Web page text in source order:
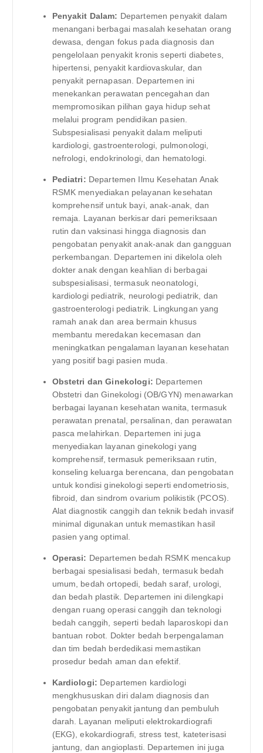
Penyakit Dalam: Departemen penyakit dalam
menangani berbagai masalah kesehatan orang
dewasa, dengan fokus pada diagnosis dan
pengelolaan penyakit kronis seperti diabetes,
hipertensi, penyakit kardiovaskular, dan
penyakit pernapasan. Departemen ini
menekankan perawatan pencegahan dan
mempromosikan pilihan gaya hidup sehat
melalui program pendidikan pasien.
Subspesialisasi penyakit dalam meliputi
kardiologi, gastroenterologi, pulmonologi,
nefrologi, endokrinologi, dan hematologi.
Pediatri: Departemen Ilmu Kesehatan Anak
RSMK menyediakan pelayanan kesehatan
komprehensif untuk bayi, anak-anak, dan
remaja. Layanan berkisar dari pemeriksaan
rutin dan vaksinasi hingga diagnosis dan
pengobatan penyakit anak-anak dan gangguan
perkembangan. Departemen ini dikelola oleh
dokter anak dengan keahlian di berbagai
subspesialisasi, termasuk neonatologi,
kardiologi pediatrik, neurologi pediatrik, dan
gastroenterologi pediatrik. Lingkungan yang
ramah anak dan area bermain khusus
membantu meredakan kecemasan dan
meningkatkan pengalaman layanan kesehatan
yang positif bagi pasien muda.
Obstetri dan Ginekologi: Departemen
Obstetri dan Ginekologi (OB/GYN) menawarkan
berbagai layanan kesehatan wanita, termasuk
perawatan prenatal, persalinan, dan perawatan
pasca melahirkan. Departemen ini juga
menyediakan layanan ginekologi yang
komprehensif, termasuk pemeriksaan rutin,
konseling keluarga berencana, dan pengobatan
untuk kondisi ginekologi seperti endometriosis,
fibroid, dan sindrom ovarium polikistik (PCOS).
Alat diagnostik canggih dan teknik bedah invasif
minimal digunakan untuk memastikan hasil
pasien yang optimal.
Operasi: Departemen bedah RSMK mencakup
berbagai spesialisasi bedah, termasuk bedah
umum, bedah ortopedi, bedah saraf, urologi,
dan bedah plastik. Departemen ini dilengkapi
dengan ruang operasi canggih dan teknologi
bedah canggih, seperti bedah laparoskopi dan
bantuan robot. Dokter bedah berpengalaman
dan tim bedah berdedikasi memastikan
prosedur bedah aman dan efektif.
Kardiologi: Departemen kardiologi
mengkhususkan diri dalam diagnosis dan
pengobatan penyakit jantung dan pembuluh
darah. Layanan meliputi elektrokardiografi
(EKG), ekokardiografi, stress test, kateterisasi
jantung, dan angioplasti. Departemen ini juga